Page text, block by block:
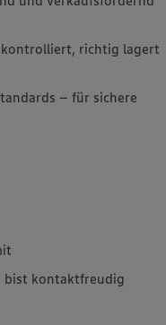
richtig lagert
– für sichere
bist kontaktfreudig